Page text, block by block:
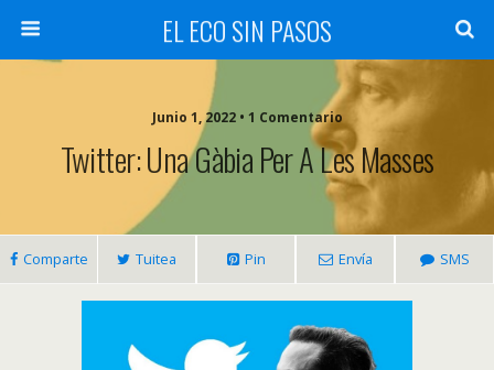
EL ECO SIN PASOS
Junio 1, 2022 • 1 Comentario
Twitter: Una Gàbia Per A Les Masses
Comparte Tuitea Pin Envía SMS